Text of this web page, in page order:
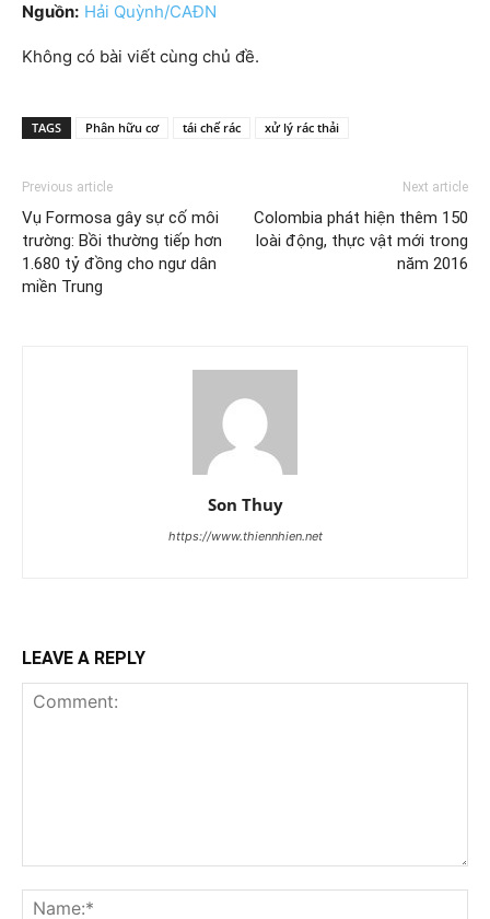
Nguồn: Hải Quỳnh/CAĐN
Không có bài viết cùng chủ đề.
TAGS Phân hữu cơ tái chế rác xử lý rác thải
Previous article
Vụ Formosa gây sự cố môi
trường: Bồi thường tiếp hơn
1.680 tỷ đồng cho ngư dân
miền Trung
Next article
Colombia phát hiện thêm 150
loài động, thực vật mới trong
năm 2016
Son Thuy
https://www.thiennhien.net
LEAVE A REPLY